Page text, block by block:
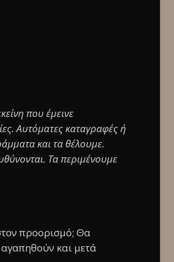
που έμεινε
Αυτόματες καταγραφές ή
και τα θέλουμε.
Τα περιμένουμε
προορισμό; Θα
και μετά